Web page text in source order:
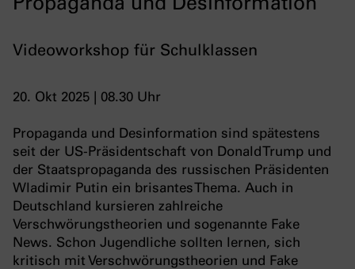
Videoworkshop für Schulklassen
20. Okt 2025 | 08.30 Uhr
Propaganda und Desinformation sind spätestens
seit der US-Präsidentschaft von Donald Trump und
der Staatspropaganda des russischen Präsidenten
Wladimir Putin ein brisantes Thema. Auch in
Deutschland kursieren zahlreiche
Verschwörungstheorien und sogenannte Fake
News. Schon Jugendliche sollten lernen, sich
kritisch mit Verschwörungstheorien und Fake